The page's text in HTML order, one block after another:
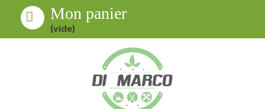
Mon panier
(vide)